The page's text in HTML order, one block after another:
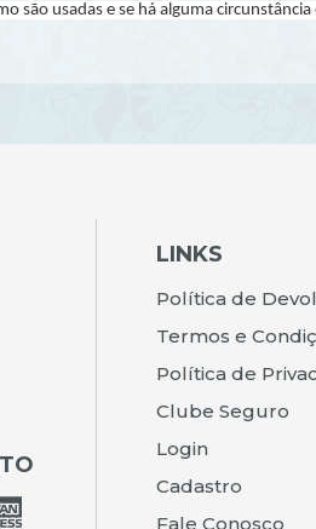
são usadas e se há alguma
LINKS
Política de
Termos e
Política de
Clube Seguro
Login
Cadastro
Fale Conosco